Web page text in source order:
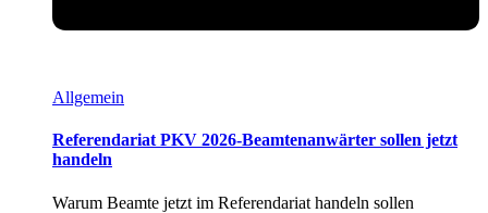
Allgemein
Referendariat PKV 2026-Beamtenanwärter sollen jetzt
handeln
Warum Beamte jetzt im Referendariat handeln sollen